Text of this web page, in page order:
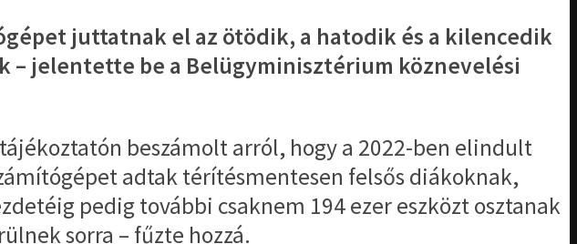
juttatnak el az ötödik, a hatodik és a kilencedik
jelentette be a Belügyminisztérium köznevelési
beszámolt arról, hogy a 2022-ben elindult
adtak térítésmentesen felsős diákoknak,
pedig további csaknem 194 ezer eszközt osztanak
sorra – fűzte hozzá.